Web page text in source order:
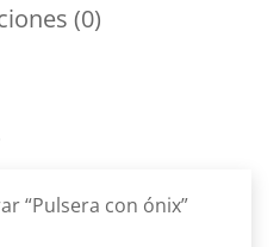
(0)
“Pulsera con ónix”